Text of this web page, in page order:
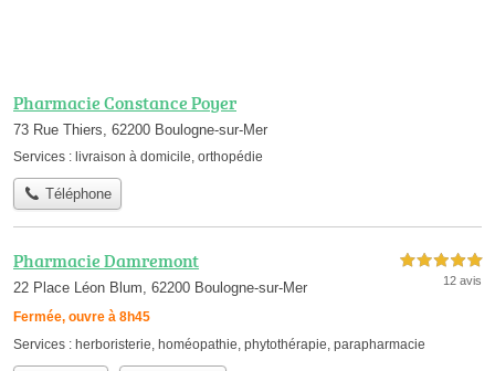
Pharmacie Constance Poyer
73 Rue Thiers, 62200 Boulogne-sur-Mer
Services : livraison à domicile, orthopédie
Téléphone
Pharmacie Damremont
22 Place Léon Blum, 62200 Boulogne-sur-Mer
Fermée, ouvre à 8h45
5,0 étoiles sur 5
12 avis
Services : herboristerie homéopathie phytothérapie parapharmacie